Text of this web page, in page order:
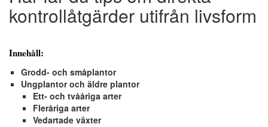
kontrollåtgärder utifrån livsform
Innehåll:
Grodd- och småplantor
Ungplantor och äldre plantor
Ett- och tvååriga arter
Fleråriga arter
Vedartade växter